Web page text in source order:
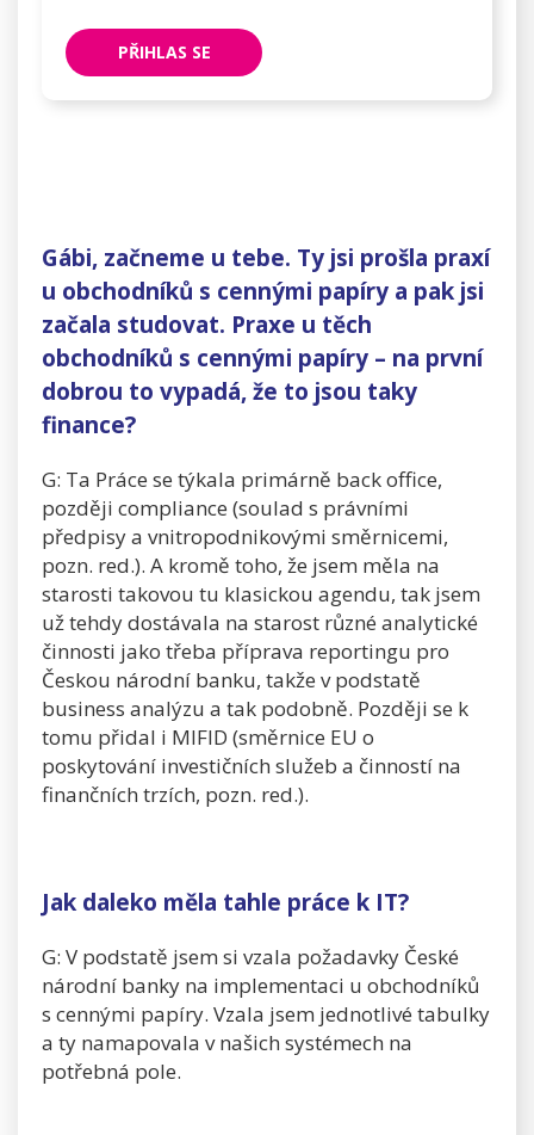
PŘIHLAS SE
Gábi, začneme u tebe. Ty jsi prošla praxí
u obchodníků s cennými papíry a pak jsi
začala studovat. Praxe u těch
obchodníků s cennými papíry – na první
dobrou to vypadá, že to jsou taky
finance?
G: Ta Práce se týkala primárně back office,
později compliance (soulad s právními
předpisy a vnitropodnikovými směrnicemi,
pozn. red.). A kromě toho, že jsem měla na
starosti takovou tu klasickou agendu, tak jsem
už tehdy dostávala na starost různé analytické
činnosti jako třeba příprava reportingu pro
Českou národní banku, takže v podstatě
business analýzu a tak podobně. Později se k
tomu přidal i MIFID (směrnice EU o
poskytování investičních služeb a činností na
finančních trzích, pozn. red.).
Jak daleko měla tahle práce k IT?
G: V podstatě jsem si vzala požadavky České
národní banky na implementaci u obchodníků
s cennými papíry. Vzala jsem jednotlivé tabulky
a ty namapovala v našich systémech na
potřebná pole.